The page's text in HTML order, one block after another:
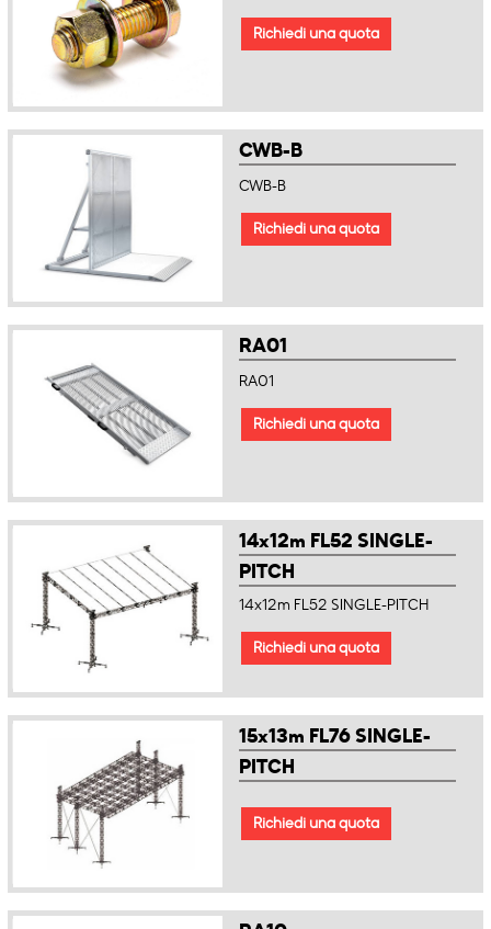
Richiedi una quota
CWB-B
CWB-B
Richiedi una quota
RA01
RA01
Richiedi una quota
14x12m FL52 SINGLE-
PITCH
14x12m FL52 SINGLE-PITCH
Richiedi una quota
15x13m FL76 SINGLE-
PITCH
Richiedi una quota